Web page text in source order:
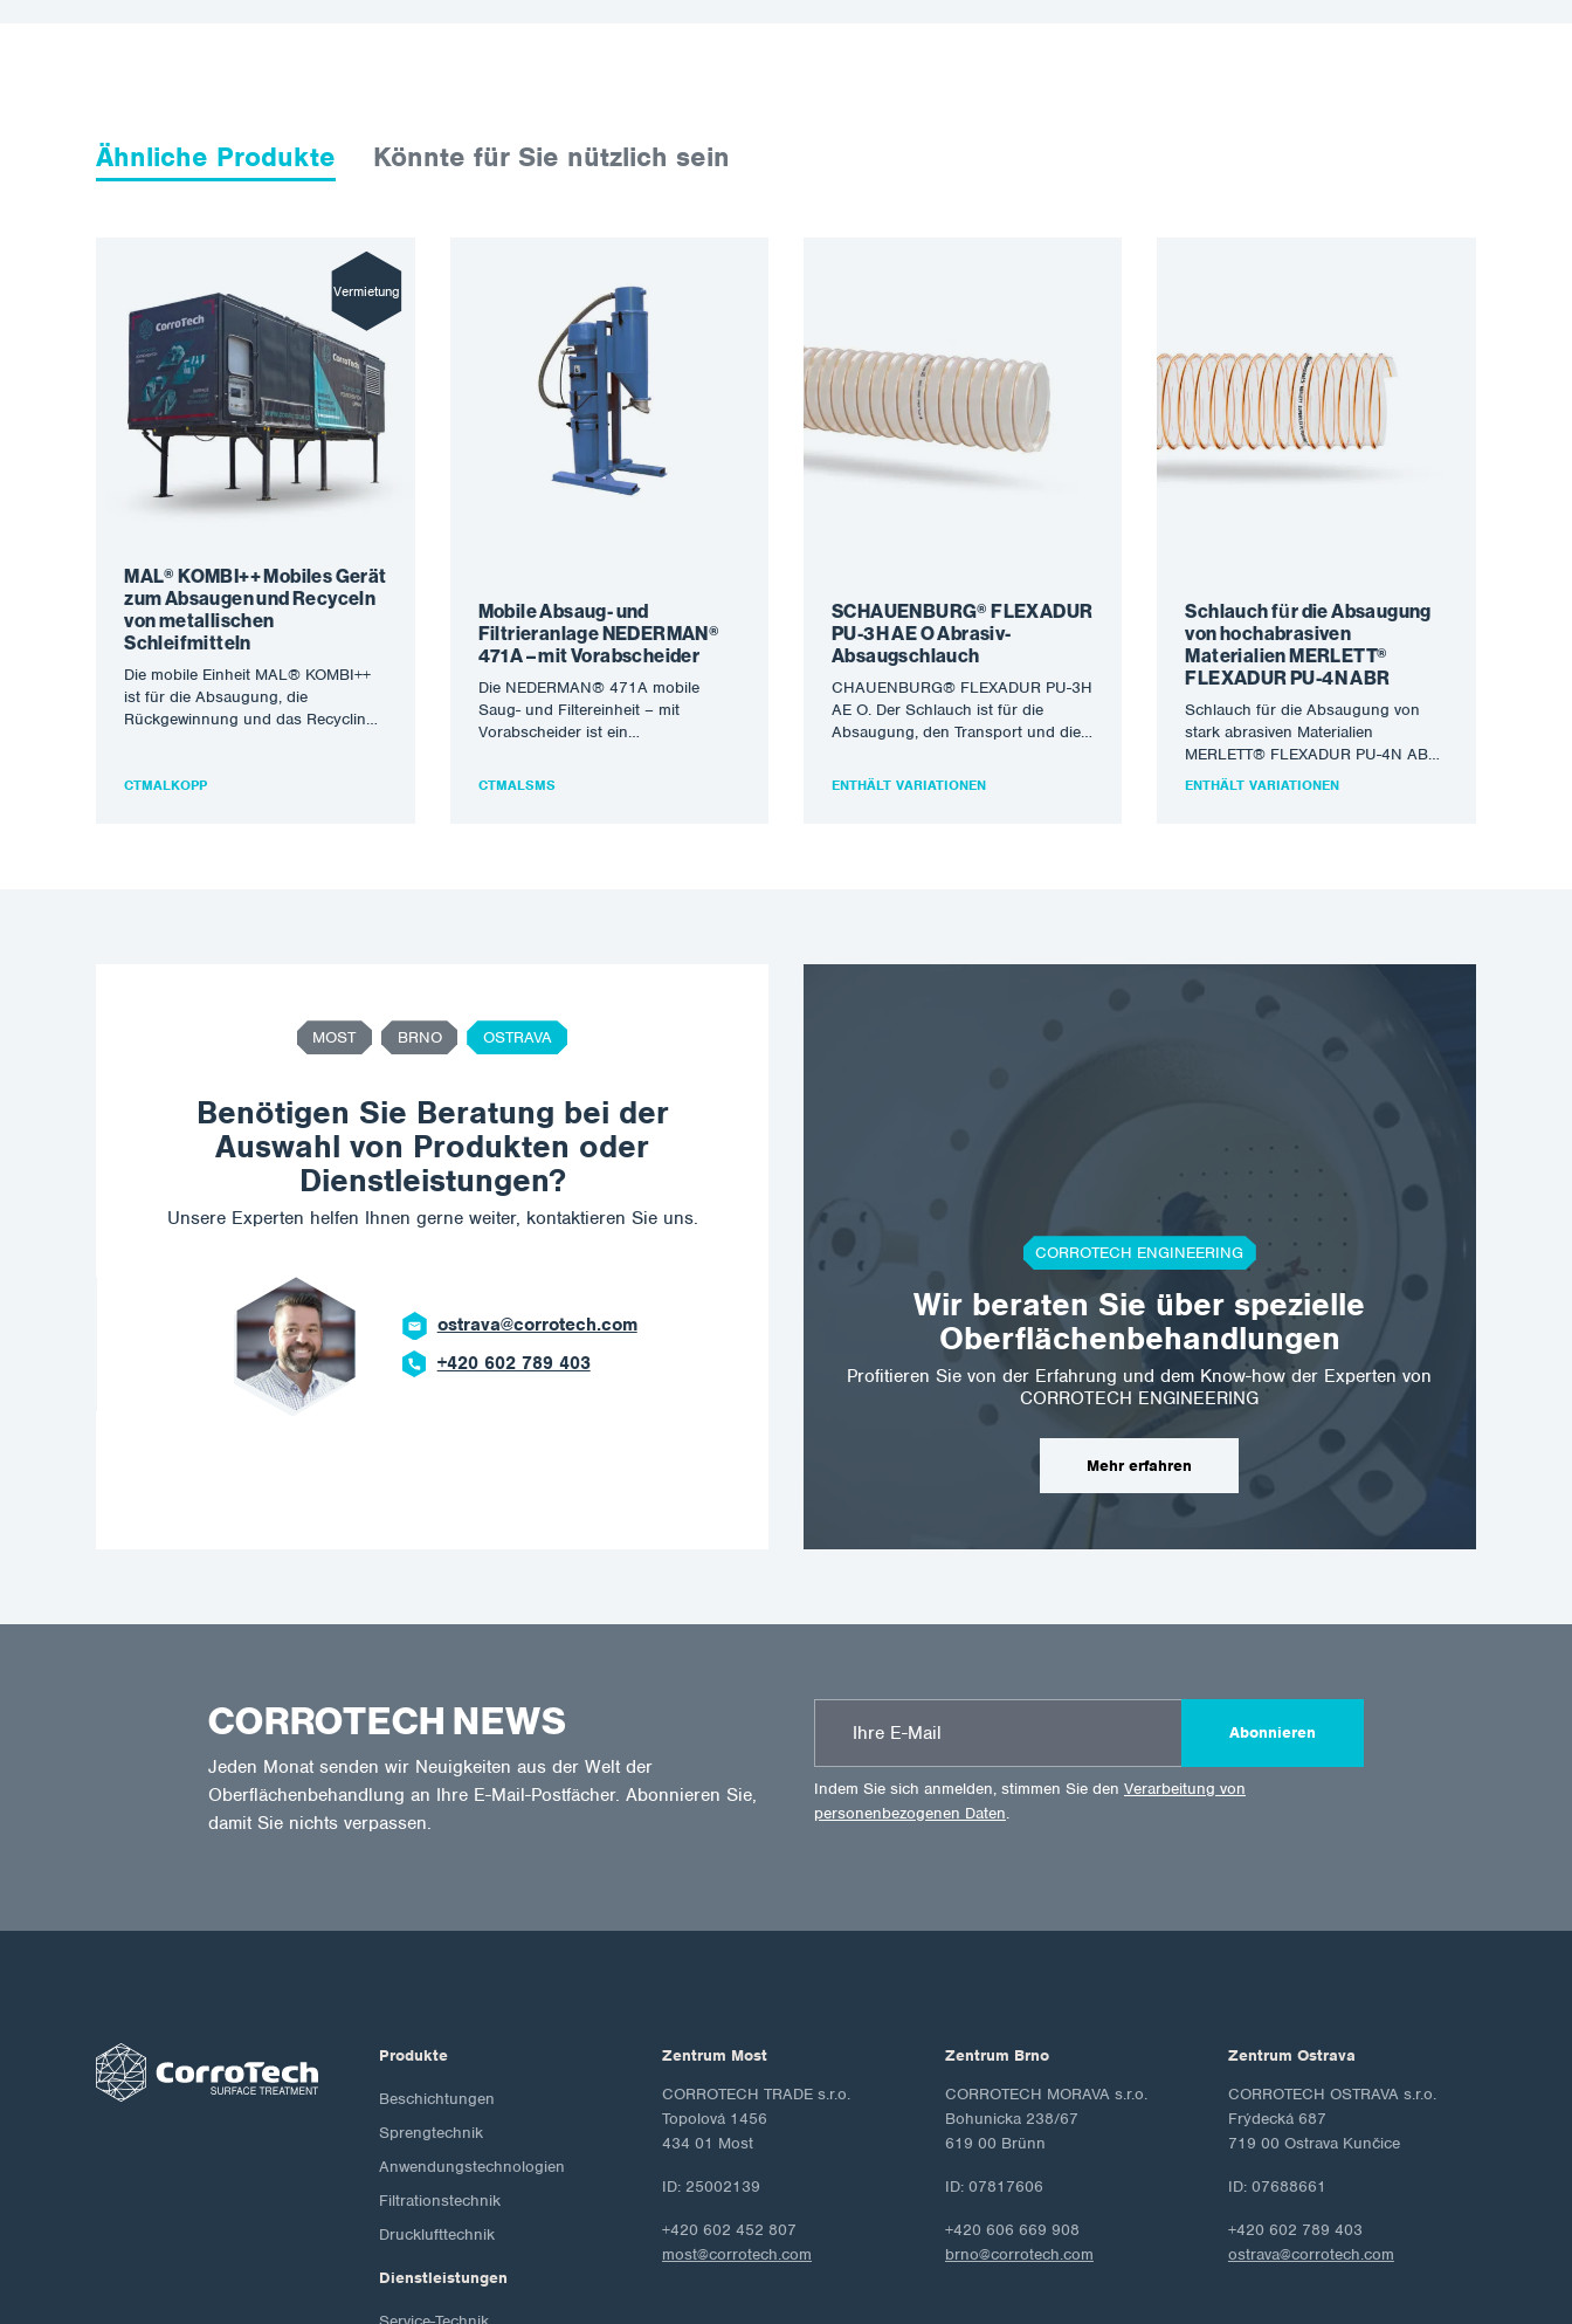
Ähnliche Produkte Könnte für Sie nützlich sein
Vermietung
MAL® KOMBI++ Mobiles Gerät
zum Absaugen und Recyceln
von metallischen
Schleifmitteln
Die mobile Einheit MAL® KOMBI++
ist für die Absaugung, die
Rückgewinnung und das Recycling
CTMALKOPP
Mobile Absaug- und
Filtrieranlage NEDERMAN®
471A – mit Vorabscheider
Die NEDERMAN® 471A mobile
Saug- und Filtereinheit – mit
Vorabscheider ist ein
Doppelbehältersystem für feste
CTMALSMS
SCHAUENBURG® FLEXADUR
PU-3H AE O Abrasiv-
Absaugschlauch
CHAUENBURG® FLEXADUR PU-3H
AE O. Der Schlauch ist für die
Absaugung, den Transport und die
Schüttgütern und…
ENTHÄLT VARIATIONEN
Schlauch für die Absaugung
von hochabrasiven
Materialien MERLETT®
FLEXADUR PU-4N ABR
Schlauch für die Absaugung von
stark abrasiven Materialien
MERLETT® FLEXADUR PU-4N ABR.
Schlauch mit hohem mechanischem
ENTHÄLT VARIATIONEN
MOST BRNO OSTRAVA
Benötigen Sie Beratung bei der
Auswahl von Produkten oder
Dienstleistungen?
Unsere Experten helfen Ihnen gerne weiter, kontaktieren Sie uns.
ostrava@corrotech.com
+420 602 789 403
CORROTECH ENGINEERING
Wir beraten Sie über spezielle
Oberflächenbehandlungen
Profitieren Sie von der Erfahrung und dem Know-how der Experten von
CORROTECH ENGINEERING
Mehr erfahren
CORROTECH NEWS
Jeden Monat senden wir Neuigkeiten aus der Welt der
Oberflächenbehandlung an Ihre E-Mail-Postfächer. Abonnieren Sie,
damit Sie nichts verpassen.
Abonnieren
Indem Sie sich anmelden, stimmen Sie den Verarbeitung von
personenbezogenen Daten.
Produkte
Beschichtungen
Sprengtechnik
Anwendungstechnologien
Filtrationstechnik
Drucklufttechnik
Dienstleistungen
Zentrum Most
CORROTECH TRADE s.r.o.
Topolová 1456
434 01 Most
ID: 25002139
+420 602 452 807
most@corrotech.com
Zentrum Brno
CORROTECH MORAVA s.r.o.
Bohunicka 238/67
619 00 Brünn
ID: 07817606
+420 606 669 908
brno@corrotech.com
Zentrum Ostrava
CORROTECH OSTRAVA s.r.o.
Frýdecká 687
719 00 Ostrava Kunčice
ID: 07688661
+420 602 789 403
ostrava@corrotech.com